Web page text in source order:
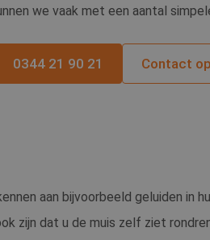
we vaak met een aantal
0344 21 90 21 Contact
aan bijvoorbeeld geluiden in
zijn dat u de muis zelf ziet